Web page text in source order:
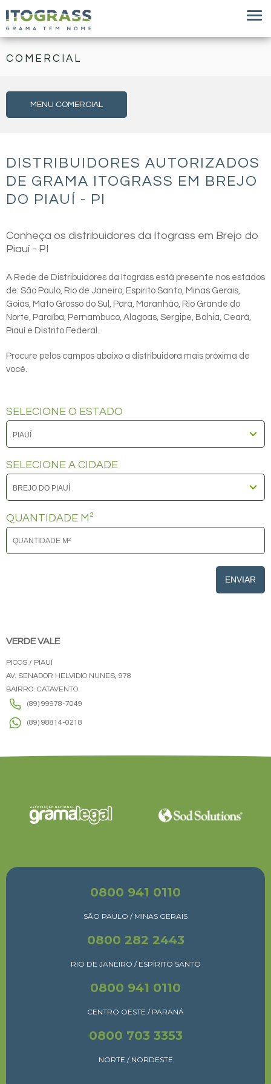
COMERCIAL
MENU COMERCIAL
DISTRIBUIDORES AUTORIZADOS
DE GRAMA ITOGRASS EM BREJO
DO PIAUÍ - PI
Conheça os distribuidores da Itograss em Brejo do
Piauí - PI
A Rede de Distribuidores da Itograss está presente nos estados
de: São Paulo, Rio de Janeiro, Espirito Santo, Minas Gerais,
Goiás, Mato Grosso do Sul, Pará, Maranhão, Rio Grande do
Norte, Paraíba, Pernambuco, Alagoas, Sergipe, Bahia, Ceará,
Piauí e Distrito Federal.
Procure pelos campos abaixo a distribuidora mais próxima de
você.
SELECIONE O ESTADO
SELECIONE A CIDADE
QUANTIDADE M²
ENVIAR
VERDE VALE
PICOS / PIAUÍ
AV. SENADOR HELVIDIO NUNES, 978
BAIRRO: CATAVENTO
(89) 99978-7049
(89) 98814-0218
0800 941 0110
SÃO PAULO / MINAS GERAIS
0800 282 2443
RIO DE JANEIRO / ESPÍRITO SANTO
0800 941 0110
CENTRO OESTE / PARANÁ
0800 703 3353
NORTE / NORDESTE